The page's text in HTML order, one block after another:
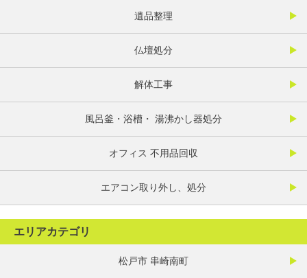
遺品整理
仏壇処分
解体工事
風呂釜・浴槽・ 湯沸かし器処分
オフィス 不用品回収
エアコン取り外し、処分
エリアカテゴリ
松戸市 串崎南町